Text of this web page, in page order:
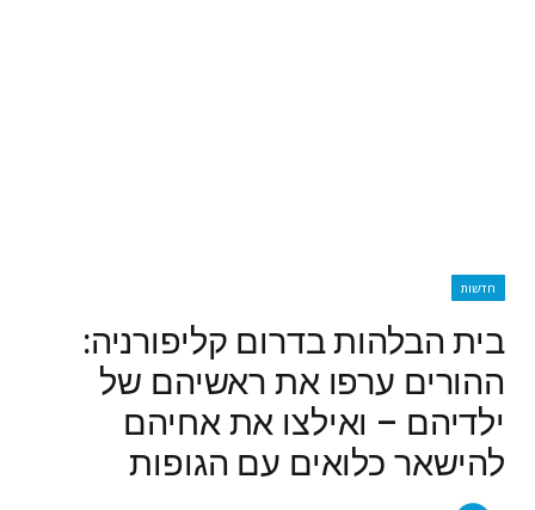
חדשות
בית הבלהות בדרום קליפורניה:
ההורים ערפו את ראשיהם של
ילדיהם – ואילצו את אחיהם
להישאר כלואים עם הגופות